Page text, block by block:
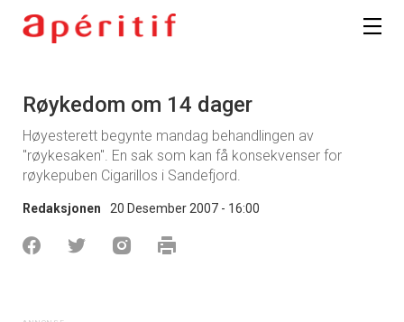
Røykedom om 14 dager
Høyesterett begynte mandag behandlingen av
"røykesaken". En sak som kan få konsekvenser for
røykepuben Cigarillos i Sandefjord.
Redaksjonen 20 Desember 2007 - 16:00